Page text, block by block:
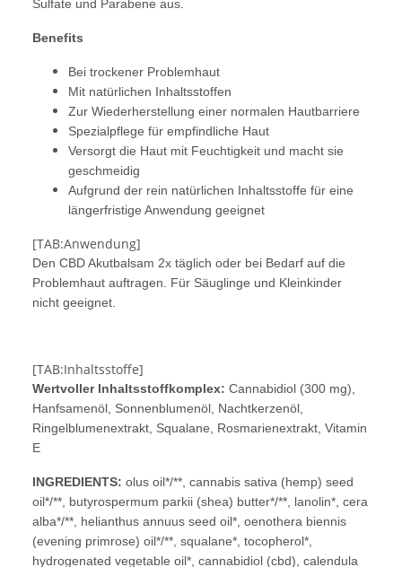
Sulfate und Parabene aus.
Benefits
Bei trockener Problemhaut
Mit natürlichen Inhaltsstoffen
Zur Wiederherstellung einer normalen Hautbarriere
Spezialpflege für empfindliche Haut
Versorgt die Haut mit Feuchtigkeit und macht sie
geschmeidig
Aufgrund der rein natürlichen Inhaltsstoffe für eine
längerfristige Anwendung geeignet
[TAB:Anwendung]
Den CBD Akutbalsam 2x täglich oder bei Bedarf auf die
Problemhaut auftragen. Für Säuglinge und Kleinkinder
nicht geeignet.
[TAB:Inhaltsstoffe]
Wertvoller Inhaltsstoffkomplex: Cannabidiol (300 mg),
Hanfsamenöl, Sonnenblumenöl, Nachtkerzenöl,
Ringelblumenextrakt, Squalane, Rosmarienextrakt, Vitamin
E
INGREDIENTS: olus oil*/**, cannabis sativa (hemp) seed
oil*/**, butyrospermum parkii (shea) butter*/**, lanolin*, cera
alba*/**, helianthus annuus seed oil*, oenothera biennis
(evening primrose) oil*/**, squalane*, tocopherol*,
hydrogenated vegetable oil*, cannabidiol (cbd), calendula